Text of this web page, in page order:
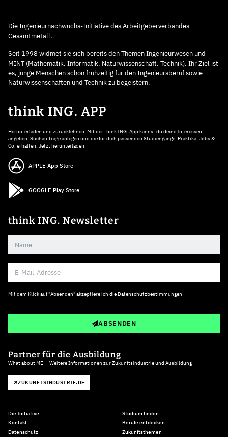
Die Ingenieurnachwuchs-Initiative des Arbeitgeberverbandes
Gesamtmetall.
Seit 1998 widmet sie sich bereits den Themen Ingenieurwesen und
MINT (Mathematik, Informatik, Naturwissenschaft, Technik). Ihr Ziel ist
es, junge Menschen schon frühzeitig für den Ingenieursberuf sowie
Naturwissenschaften und Technik zu begeistern.
think ING. APP
Herunterladen und zurücklehnen: Mit der think ING. App kannst du deine Interessen
angeben, Suchaufträge anlegen und die für dich passenden Studiengänge, Praktika, Jobs &
Co. erhalten. Jetzt herunterladen!
APPLE App Store
GOOGLE Play Store
think ING. Newsletter
Mit dem Klick auf "Absenden" akzeptiere ich die Datenschutzbestimmungen
ABSENDEN
Partner für die Ausbildung
What about ME — Weitere Informationen zur Zukunftsindustrie und Ausbildung
ZUKUNFTSINDUSTRIE.DE
Die Initiative
Kontakt
Datenschutz
Studium finden
Berufe entdecken
Zukunftsthemen